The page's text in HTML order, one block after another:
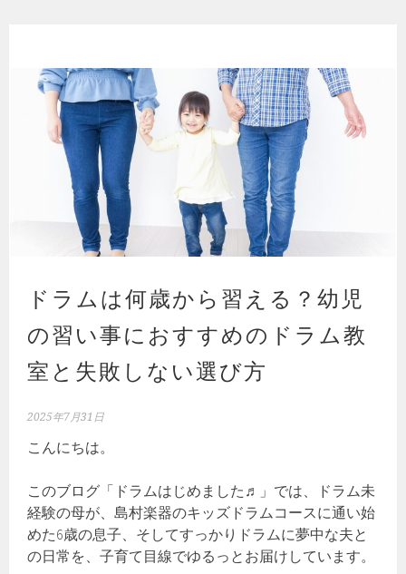
ドラムは何歳から習える？幼児
の習い事におすすめのドラム教
室と失敗しない選び方
2025年7月31日
こんにちは。
このブログ「ドラムはじめました♬」では、ドラム未
経験の母が、島村楽器のキッズドラムコースに通い始
めた6歳の息子、そしてすっかりドラムに夢中な夫と
の日常を、子育て目線でゆるっとお届けしています。